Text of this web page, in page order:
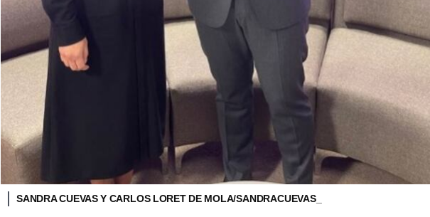
SANDRA CUEVAS Y CARLOS LORET DE MOLA/SANDRACUEVAS_